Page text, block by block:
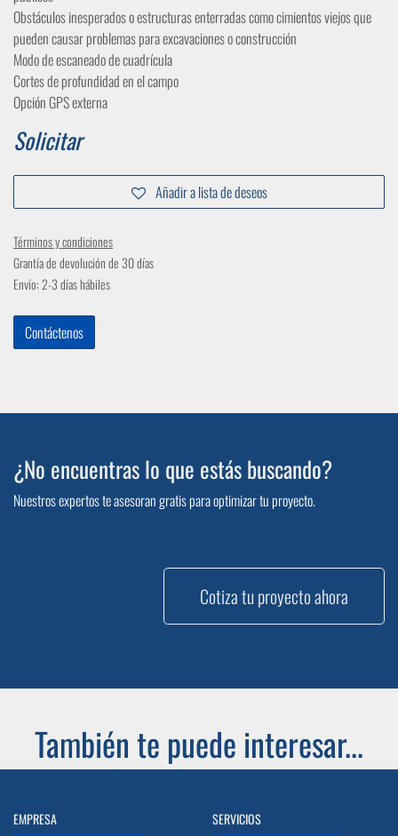
Obstáculos inesperados o estructuras enterradas como cimientos viejos que
pueden causar problemas para excavaciones o construcción
Modo de escaneado de cuadrícula
Cortes de profundidad en el campo
Opción GPS externa
Solicitar
Añadir a lista de deseos
Términos y condiciones
Grantía de devolución de 30 días
Envío: 2-3 días hábiles
Contáctenos
¿No encuentras lo que estás buscando?
Nuestros expertos te asesoran gratis para optimizar tu proyecto.
Cotiza tu proyecto ahora
También te puede interesar...
EMPRESA
SERVICIOS